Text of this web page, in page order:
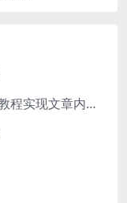
WordPress函数Wp_link_pages教程实现文章内容分页